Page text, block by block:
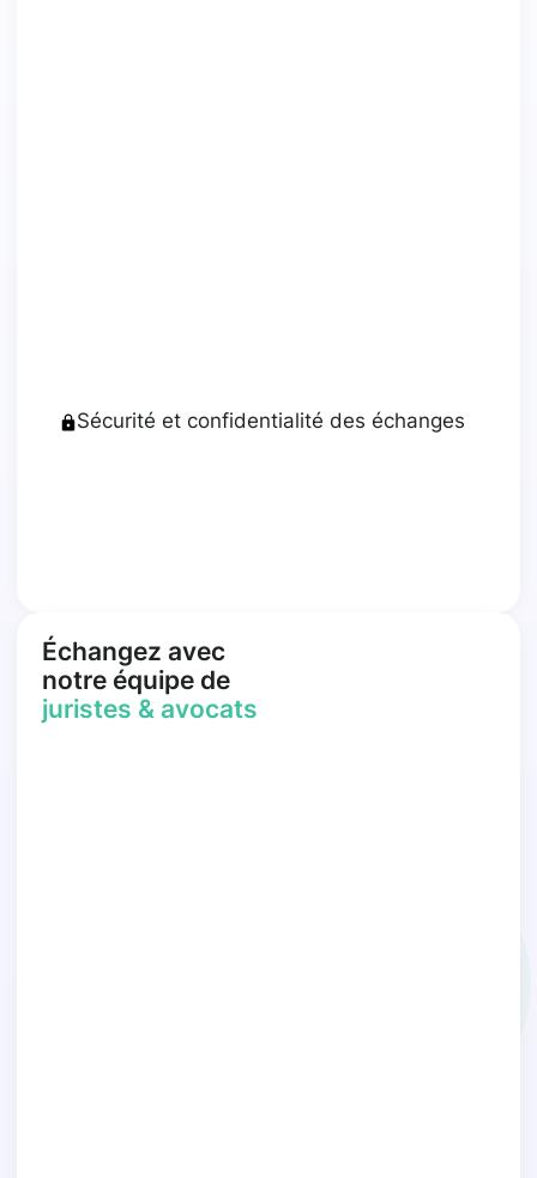
Sécurité et confidentialité des échanges
Échangez avec
notre équipe de
juristes & avocats